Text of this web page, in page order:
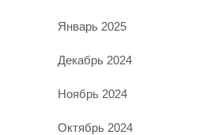
Январь 2025
Декабрь 2024
Ноябрь 2024
Октябрь 2024